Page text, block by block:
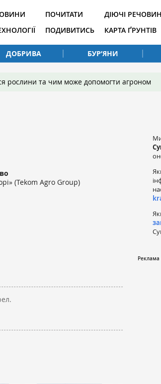
ПОЧИТАТИ
ПОДИВИТИСЬ
ДІЮЧІ
КАРТА ҐРУНТІВ
ДОБРИВА БУР’ЯНИ
рослини та чим може допомогти агроном
(Tekom Agro Group)